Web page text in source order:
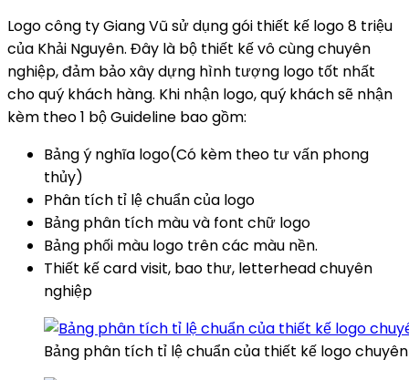
Logo công ty Giang Vũ sử dụng gói thiết kế logo 8 triệu
của Khải Nguyên. Đây là bộ thiết kế vô cùng chuyên
nghiệp, đảm bảo xây dựng hình tượng logo tốt nhất
cho quý khách hàng. Khi nhận logo, quý khách sẽ nhận
kèm theo 1 bộ Guideline bao gồm:
Bảng ý nghĩa logo(Có kèm theo tư vấn phong
thủy)
Phân tích tỉ lệ chuẩn của logo
Bảng phân tích màu và font chữ logo
Bảng phối màu logo trên các màu nền.
Thiết kế card visit, bao thư, letterhead chuyên
nghiệp
Bảng phân tích tỉ lệ chuẩn của thiết kế logo